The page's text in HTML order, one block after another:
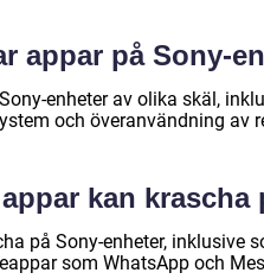
appar på Sony-
enheter av olika skäl,
och överanvändning av
kan krascha
på Sony-enheter, inklusive
som WhatsApp och